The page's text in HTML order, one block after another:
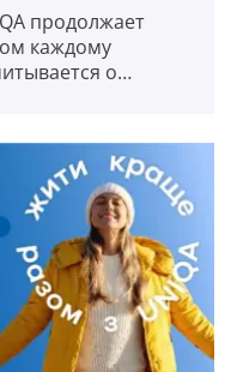
продолжает
каждому
о